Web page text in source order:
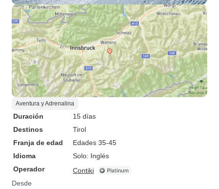
Aventura y Adrenalina
Duración
15 días
Destinos
Tirol
Franja de edad
Edades 35-45
Idioma
Solo: Inglés
Operador
Contiki
Desde